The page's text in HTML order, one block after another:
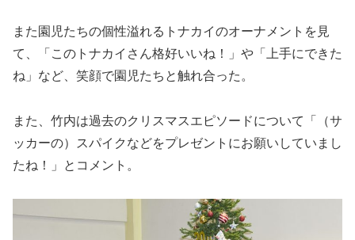
また園児たちの個性溢れるトナカイのオーナメントを見
て、「このトナカイさん格好いいね！」や「上手にできた
ね」など、笑顔で園児たちと触れ合った。
また、竹内は過去のクリスマスエピソードについて「（サ
ッカーの）スパイクなどをプレゼントにお願いしていまし
たね！」とコメント。